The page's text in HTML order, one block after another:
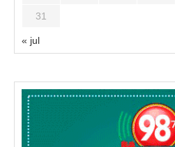
31
« jul